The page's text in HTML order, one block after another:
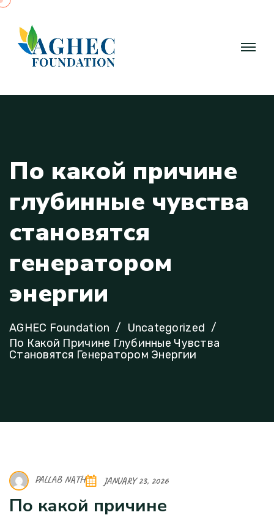
По какой причине
глубинные чувства
становятся
генератором
энергии
AGHEC Foundation
Uncategorized
По Какой Причине Глубинные Чувства
Становятся Генератором Энергии
PALLAB NATH JANUARY 23, 2026
По какой причине